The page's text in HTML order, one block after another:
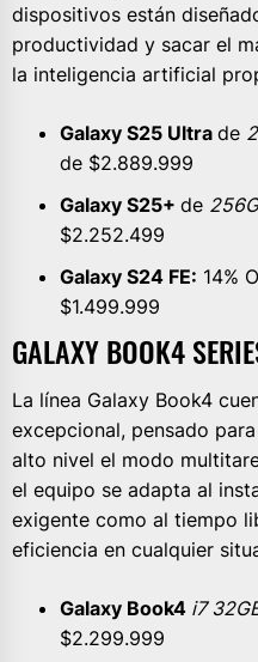
dispositivos están
productividad y sacar el
la inteligencia artificial
Galaxy S25 Ultra de
de $2.889.999
Galaxy S25+ de
$2.252.499
Galaxy S24 FE: 14%
$1.499.999
GALAXY BOOK4
La línea Galaxy Book4
excepcional, pensado
alto nivel el modo
el equipo se adapta al
exigente como al tiempo
eficiencia en cualquier
Galaxy Book4 i7
$2.299.999